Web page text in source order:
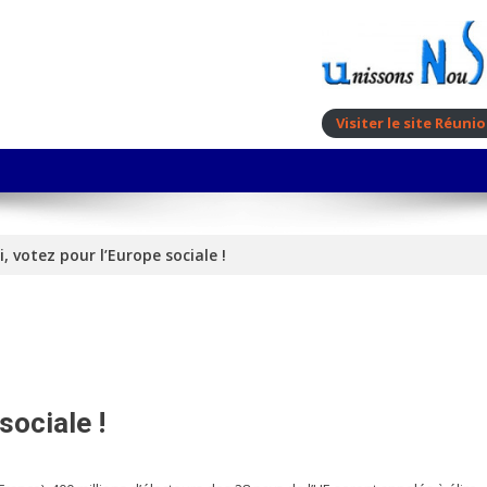
Visiter le site
votez pour l’Europe sociale !
!